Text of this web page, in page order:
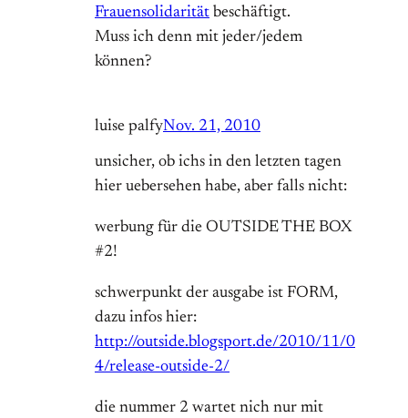
Frauensolidarität beschäftigt.
Muss ich denn mit jeder/jedem
können?
luise palfyNov. 21, 2010
unsicher, ob ichs in den letzten tagen
hier uebersehen habe, aber falls nicht:
werbung für die OUTSIDE THE BOX
#2!
schwerpunkt der ausgabe ist FORM,
dazu infos hier:
http://outside.blogsport.de/2010/11/0
4/release-outside-2/
die nummer 2 wartet nich nur mit